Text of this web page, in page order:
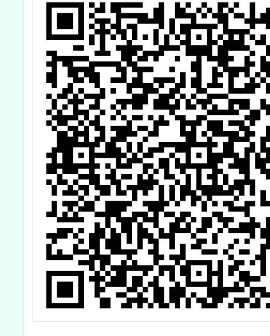
供滿12歲以上公
費接種對象接種
Novavax JN.1
COVID-19疫苗
談」